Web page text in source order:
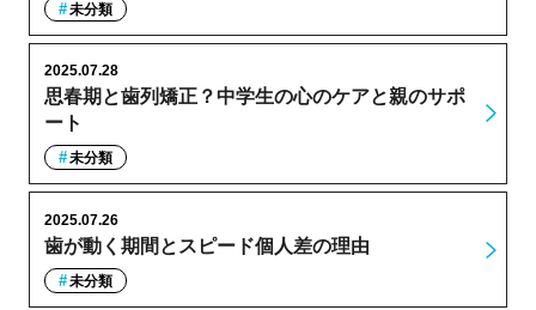
未分類
思春期と歯列矯正？中学生の心のケアと親のサポ
ート
2025.07.28
未分類
歯が動く期間とスピード個人差の理由
2025.07.26
未分類